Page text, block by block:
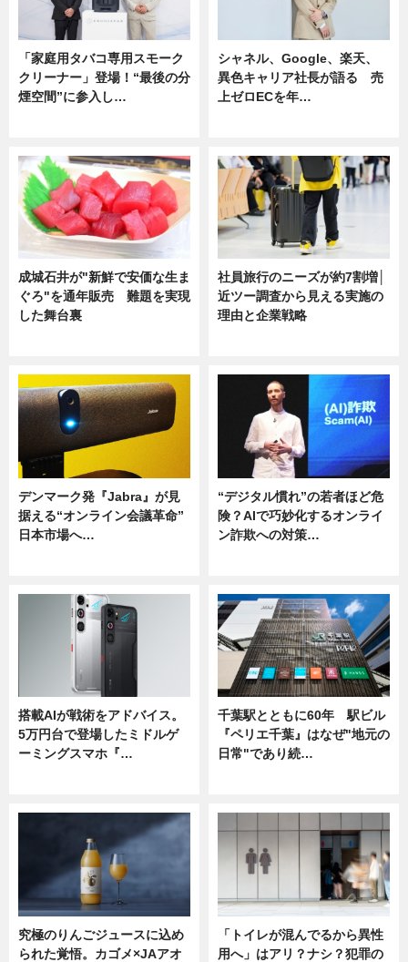
「家庭用タバコ専用スモーク
クリーナー」登場！“最後の分
煙空間”に参入し…
シャネル、Google、楽天、
異色キャリア社長が語る 売
上ゼロECを年…
成城石井が"新鮮で安価な生ま
ぐろ"を通年販売 難題を実現
した舞台裏
社員旅行のニーズが約7割増│
近ツー調査から見える実施の
理由と企業戦略
デンマーク発『Jabra』が見
据える“オンライン会議革命”
日本市場へ…
“デジタル慣れ”の若者ほど危
険？AIで巧妙化するオンライ
ン詐欺への対策…
搭載AIが戦術をアドバイス。
5万円台で登場したミドルゲ
ーミングスマホ『…
千葉駅とともに60年 駅ビル
『ペリエ千葉』はなぜ"地元の
日常"であり続…
究極のりんごジュースに込め
られた覚悟。カゴメ×JAアオ
「トイレが混んでるから異性
用へ」はアリ？ナシ？犯罪の